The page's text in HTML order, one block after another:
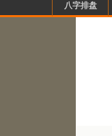
八字排盘